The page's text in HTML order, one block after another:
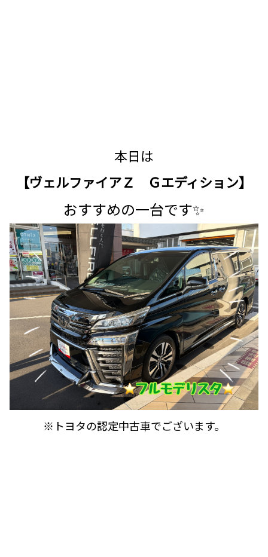
本日は
【ヴェルファイアＺ Ｇエディション】
おすすめの一台です✨
※トヨタの認定中古車でございます。